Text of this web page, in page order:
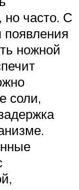
часто. С
ножной
соли,